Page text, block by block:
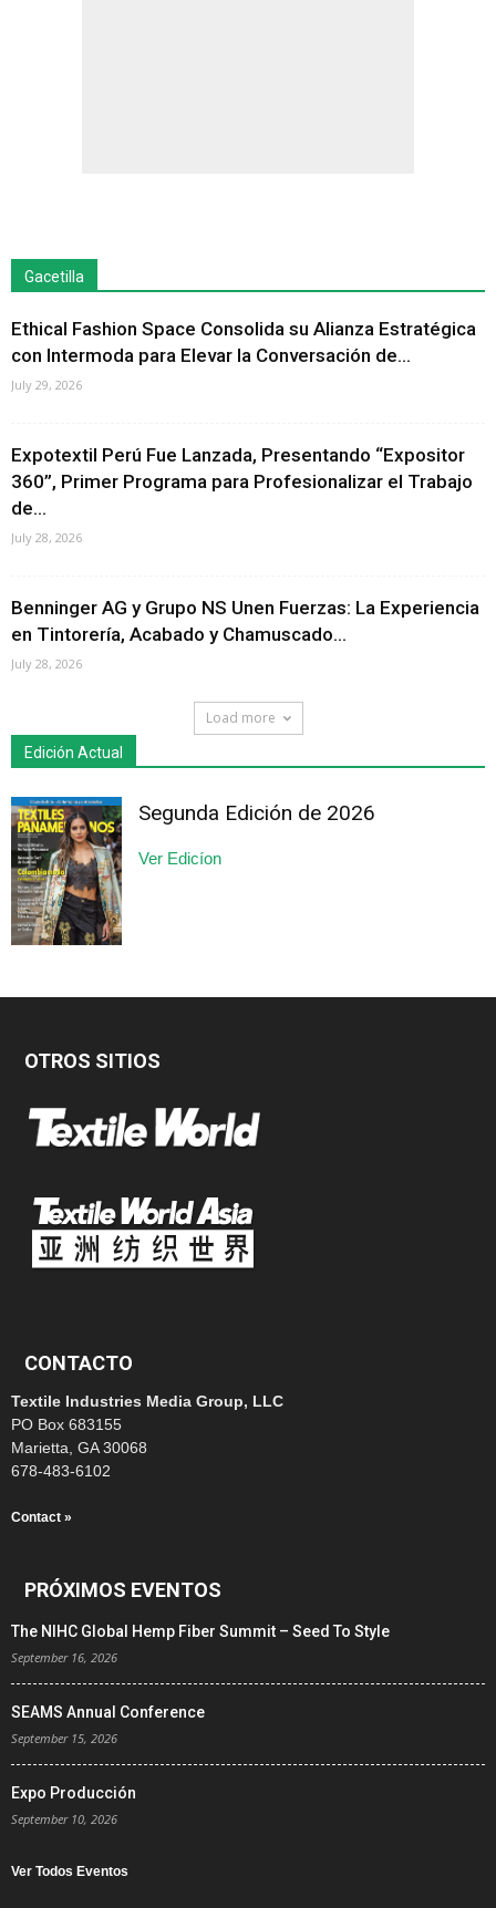
Gacetilla
Ethical Fashion Space Consolida su Alianza Estratégica
con Intermoda para Elevar la Conversación de...
July 29, 2026
Expotextil Perú Fue Lanzada, Presentando “Expositor
360”, Primer Programa para Profesionalizar el Trabajo
de...
July 28, 2026
Benninger AG y Grupo NS Unen Fuerzas: La Experiencia
en Tintorería, Acabado y Chamuscado...
July 28, 2026
Load more
Edición Actual
Segunda Edición de 2026
Ver Edicíon
OTROS SITIOS
CONTACTO
Textile Industries Media Group, LLC
PO Box 683155
Marietta, GA 30068
678-483-6102
Contact »
PRÓXIMOS EVENTOS
The NIHC Global Hemp Fiber Summit – Seed To Style
September 16, 2026
SEAMS Annual Conference
September 15, 2026
Expo Producción
September 10, 2026
Ver Todos Eventos